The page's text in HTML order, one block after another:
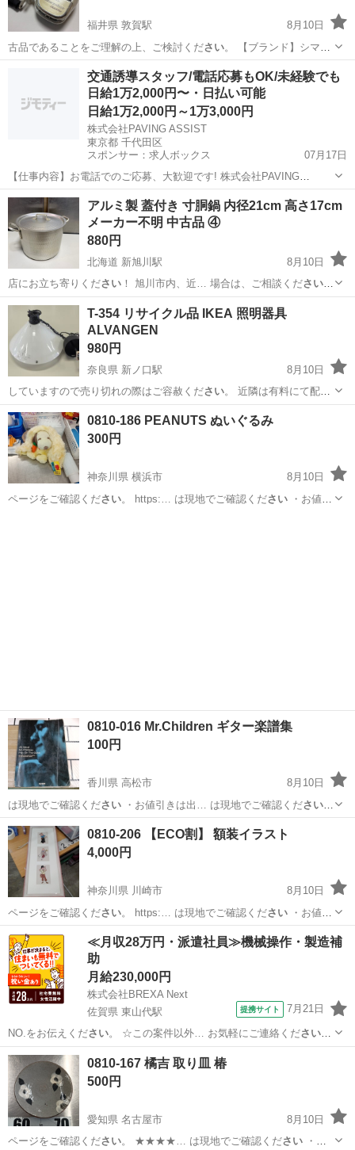
福井県 敦賀駅
8月10日
古品であることをご理解の上、ご検討ください。 【ブランド】シマノ
【モデル】ス…
敦賀駅 その他 ベイトリール
交通誘導スタッフ/電話応募もOK/未経験でも
日給1万2,000円〜・日払い可能
日給1万2,000円～1万3,000円
株式会社PAVING ASSIST
東京都 千代田区
スポンサー：求人ボックス
07月17日
【仕事内容】お電話でのご応募、大歓迎です! 株式会社PAVING
ASSIST:03-5817-4907 「今すぐまとまったお金が必要」 「どうせ働く
なら人間関係のしがらみがない綺麗な営業所が良い」 そんな貴方にぴ
ったりの環境です...
アルバイト・パート
アルミ製 蓋付き 寸胴鍋 内径21cm 高さ17cm
メーカー不明 中古品 ④
880円
北海道 新旭川駅
8月10日
店にお立ち寄りください ！ 旭川市内、近… 場合は、ご相談くださいま
せ！ 店頭でご…
北海道 旭川市 新旭川駅 調理器具 寸胴鍋
T-354 リサイクル品 IKEA 照明器具
ALVANGEN
980円
奈良県 新ノ口駅
8月10日
していますので売り切れの際はご容赦ください。 近隣は有料にて配達
も行っています…
奈良 橿原市 新ノ口駅 その他 IKEA
0810-186 PEANUTS ぬいぐるみ
300円
神奈川県 横浜市
8月10日
ページをご確認ください。 https:… は現地でご確認ください・お値引
0810-016 Mr.Children ギター楽譜集
100円
香川県 高松市
8月10日
は現地でご確認ください・お値引きは出… は現地でご確認ください
【付属品】… は現地でご確認ください 【価格】 …
香川 高松市 楽譜、音楽書 Mr.Children
0810-206 【ECO割】 額装イラスト
4,000円
神奈川県 川崎市
8月10日
ページをご確認ください。 https:… は現地でご確認ください・お値引
きは出… は現地でご確認ください 【付属品】… は現地でご確認くだ
さい 【価格】 …
神奈川 川崎市 インテリア雑貨/小物 額装
≪月収28万円・派遣社員≫機械操作・製造補
助
月給230,000円
株式会社BREXA Next
佐賀県 東山代駅
提携サイト 7月21日
NO.をお伝えください。 ☆この案件以外… お気軽にご連絡ください！
給与 mon… お気軽にご応募ください ！ ★自社正社員…
佐賀 伊万里市 東山代駅 その他
0810-167 橘吉 取り皿 椿
500円
愛知県 名古屋市
8月10日
ページをご確認ください 。 ★★★★… は現地でご確認ください・お